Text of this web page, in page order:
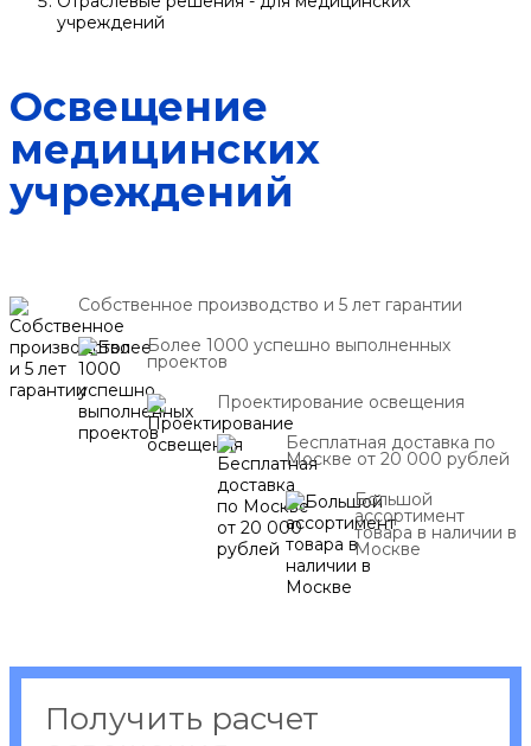
учреждений
Освещение
медицинских
учреждений
Собственное производство и 5 лет гарантии
Более 1000 успешно выполненных
проектов
Проектирование освещения
Бесплатная доставка по
Москве от 20 000 рублей
Большой
ассортимент
товара в наличии в
Москве
Получить расчет